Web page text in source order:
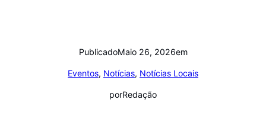
PublicadoMaio 26, 2026em
Eventos, Notícias, Notícias Locais
porRedação